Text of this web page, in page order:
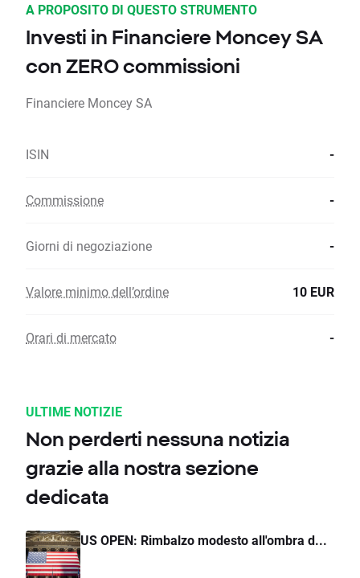
A PROPOSITO DI QUESTO STRUMENTO
Investi in Financiere Moncey SA
con ZERO commissioni
Financiere Moncey SA
ISIN -
Commissione -
Giorni di negoziazione -
Valore minimo dell’ordine 10 EUR
Orari di mercato -
ULTIME NOTIZIE
Non perderti nessuna notizia
grazie alla nostra sezione
dedicata
US OPEN: Rimbalzo modesto all'ombra d...